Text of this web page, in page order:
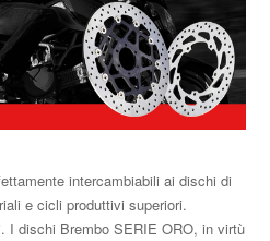
intercambiabili ai dischi di
e cicli produttivi superiori.
I dischi Brembo SERIE ORO, in virtù